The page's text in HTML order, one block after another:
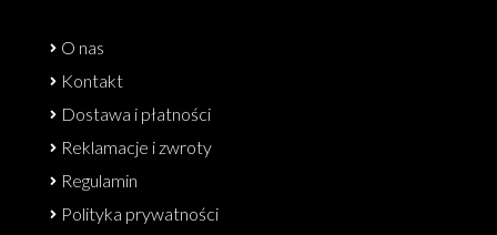
O nas
Kontakt
Dostawa i płatności
Reklamacje i zwroty
Regulamin
Polityka prywatności